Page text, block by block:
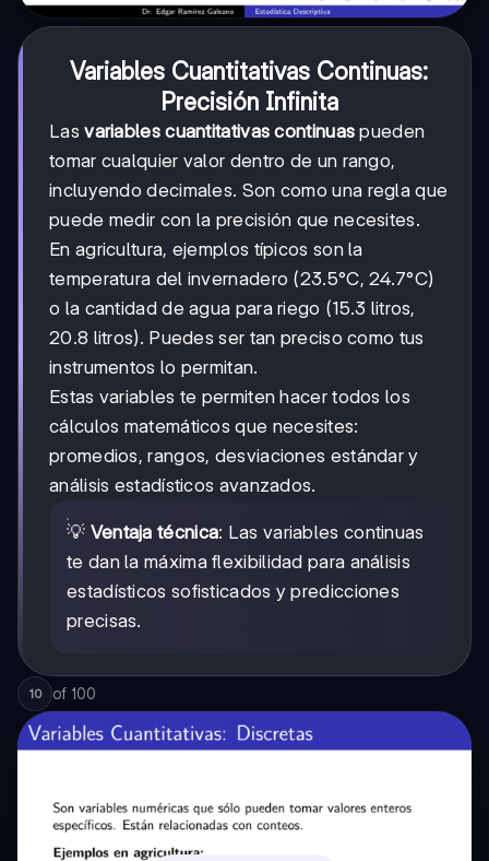
Variables Cuantitativas Continuas:
Precisión Infinita
Lasvariables cuantitativas continuas pueden
tomar cualquier valor dentro de un rango,
incluyendo decimales. Son como una regla que
puede medir con la precisión que necesites.
En agricultura, ejemplos típicos son la
temperatura del invernadero (23.5°C, 24.7°C)
o la cantidad de agua para riego (15.3 litros,
20.8 litros). Puedes ser tan preciso como tus
instrumentos lo permitan.
Estas variables te permiten hacer todos los
cálculos matemáticos que necesites:
promedios, rangos, desviaciones estándar y
análisis estadísticos avanzados.
💡 Ventaja técnica: Las variables continuas
te dan la máxima flexibilidad para análisis
estadísticos sofisticados y predicciones
precisas.
10 of 100